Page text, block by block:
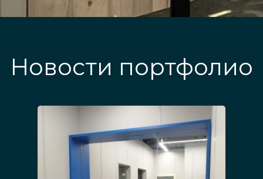
Новости портфолио